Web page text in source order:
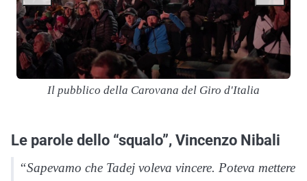
Il pubblico della Carovana del Giro d'Italia
Le parole dello “squalo”, Vincenzo Nibali
“Sapevamo che Tadej voleva vincere. Poteva mettere